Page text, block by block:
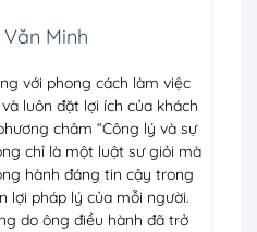
Minh
với phong cách làm việc
luôn đặt lợi ích của khách
châm “Công lý và sự
chỉ là một luật sư giỏi mà
hành đáng tin cậy trong
lợi pháp lý của mỗi người.
do ông điều hành đã trở